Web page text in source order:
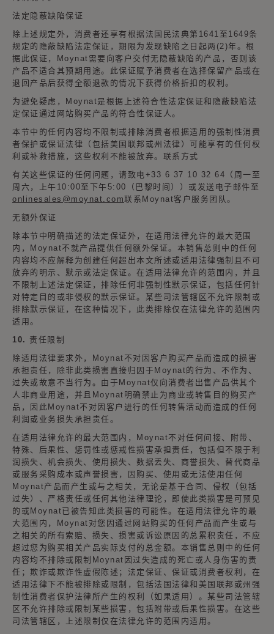
法定隐蔽缺陷保证
除上述规定外，消费者还享有根据法国民法典第1641至1649条
规定的隐蔽缺陷法定保证，期限为发现缺陷之日起两(2)年。根
据此保证，Moynat需要向客户交付无隐蔽缺陷的产品，否则该
产品不适合其预期用途。此保证赋予消费者在选择保留产品或在
退回产品后获得全额退款的情况下获得价格折扣的权利。
为避免疑虑，Moynat是根据上述符合性法定保证和隐蔽缺陷法
定保证通过网站购买产品的符合性保证人。
本节中的任何内容均不限制或排除消费者根据适用的强制性消费
者保护或保证法律（包括美国联邦或州法律）可能享有的任何权
利或补救措施，这些权利不能被放弃。联系方式
有关这些保证的任何问题，请致电+33 6 37 10 32 64（周一至
周六，上午10:00至下午5:00（巴黎时间））或发送电子邮件至
onlinesales@moynat.com联系Moynat客户服务团队。
无额外保证
除本节中明确描述的法定保证外，在适用法律允许的最大范围
内，Moynat不就产品提供任何额外保证。本销售总则中的任何
内容均不应解释为创建任何超出本文所述或适用法律强制且不可
放弃的明示、默示或法定保证。在适用法律允许的范围内，并且
不限制上述法定保证，排除任何非强制性默示保证，包括任何针
对特定目的或非侵权的默示保证。某些司法管辖区不允许限制或
排除默示保证，在这种情况下，此类排除仅在法律允许的范围内
适用。
10. 责任限制
除适用法律要求外，Moynat不对因客户购买产品而造成的损害
承担责任，除非此类损害直接归因于Moynat的行为、不作为、
过失或故意不当行为。由于Moynat仅向消费者出售产品供其个
人非商业用途，并且Moynat明确禁止为商业或转售目的购买产
品，因此Moynat不对因客户进行的任何转售活动而造成的任何
利润或业务损失承担责任。
在适用法律允许的最大范围内，Moynat不对任何间接、附带、
特殊、后果性、惩罚性或惩戒性损害承担责任，包括但不限于利
润损失、机会损失、使用损失、数据丢失、商誉损失、替代商品
或服务采购成本或声誉损害，因购买、使用或无法使用任何
Moynat产品而产生或与之相关，无论是基于合同、侵权（包括
过失）、严格责任或任何其他法律理论，即使此类损害是可预见
的或Moynat已被告知此类损害的可能性。在适用法律允许的最
大范围内，Moynat对您因通过网站购买的任何产品而产生或与
之相关的所有索赔、损失、损害或诉讼原因的总累积责任，不应
超过您为购买相关产品实际支付的总金额。本销售总则中的任何
内容均不排除或限制Moynat因过失造成的死亡或人身伤害的责
任；欺诈或欺诈性虚假陈述；法定保证、保证或消费者权利，在
适用法律下不能被排除或限制，包括法国法律和美国联邦或州强
制性消费者保护法律所产生的权利（如果适用）。某些司法管辖
区不允许排除或限制某些损害，包括附带或后果性损害。在这些
司法管辖区，上述限制仅在法律允许的范围内适用。